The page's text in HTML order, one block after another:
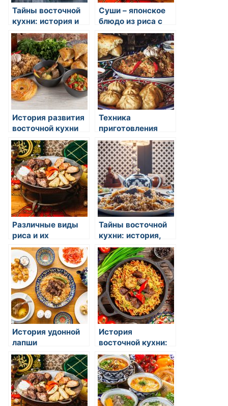
Тайны восточной
кухни: история и
традиции
Суши – японское
блюдо из риса с
морскими
продуктами и
овощами,
завернутое в
водоросль
История развития
восточной кухни
Техника
приготовления
риса в восточной
кухне
Различные виды
риса и их
применение
Тайны восточной
кухни: история,
традиции и
вкусовые
открытия
История удонной
лапши
История
восточной кухни:
откуда родился
вкус и экзотика